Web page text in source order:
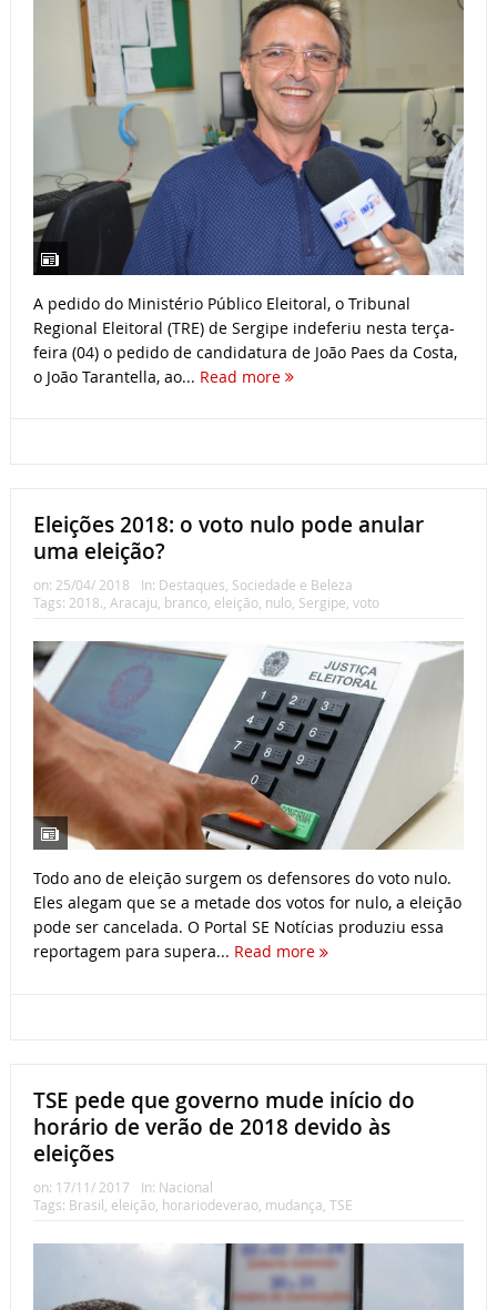
A pedido do Ministério Público Eleitoral, o Tribunal
Regional Eleitoral (TRE) de Sergipe indeferiu nesta terça-
feira (04) o pedido de candidatura de João Paes da Costa,
o João Tarantella, ao... Read more
Eleições 2018: o voto nulo pode anular
uma eleição?
on: 25/04/ 2018 In: Destaques, Sociedade e Beleza
Tags: 2018., Aracaju, branco, eleição, nulo, Sergipe, voto
Todo ano de eleição surgem os defensores do voto nulo.
Eles alegam que se a metade dos votos for nulo, a eleição
pode ser cancelada. O Portal SE Notícias produziu essa
reportagem para supera... Read more
TSE pede que governo mude início do
horário de verão de 2018 devido às
eleições
on: 17/11/ 2017 In: Nacional
Tags: Brasil eleição, horariodeverao, mudança TSE